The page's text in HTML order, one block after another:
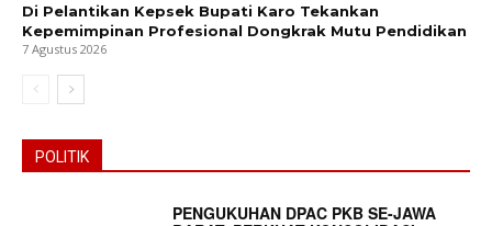
Di Pelantikan Kepsek Bupati Karo Tekankan
Kepemimpinan Profesional Dongkrak Mutu Pendidikan
7 Agustus 2026
POLITIK
PENGUKUHAN DPAC PKB SE-JAWA